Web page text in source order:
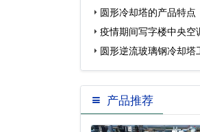
圆形冷却塔的产品特点
疫情期间写字楼中央
圆形逆流玻璃钢冷却
塔…
产品推荐